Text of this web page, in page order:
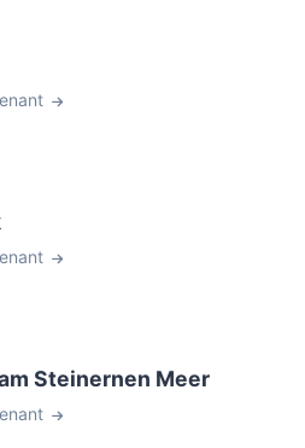
Steinernen Meer